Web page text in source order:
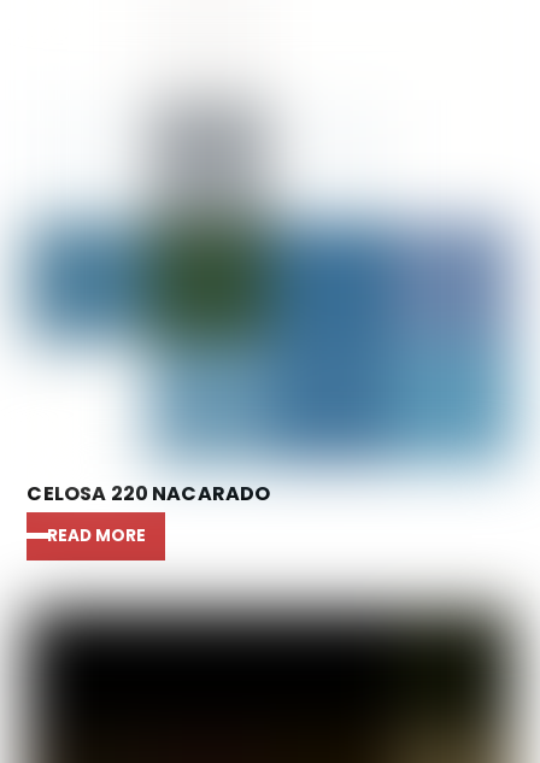
CELOSA 220 NACARADO
READ MORE